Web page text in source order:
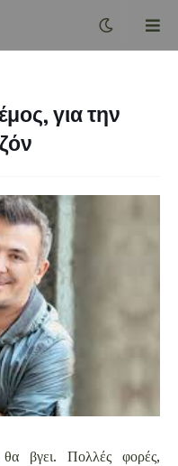
για την
βγει. Πολλές φορές,